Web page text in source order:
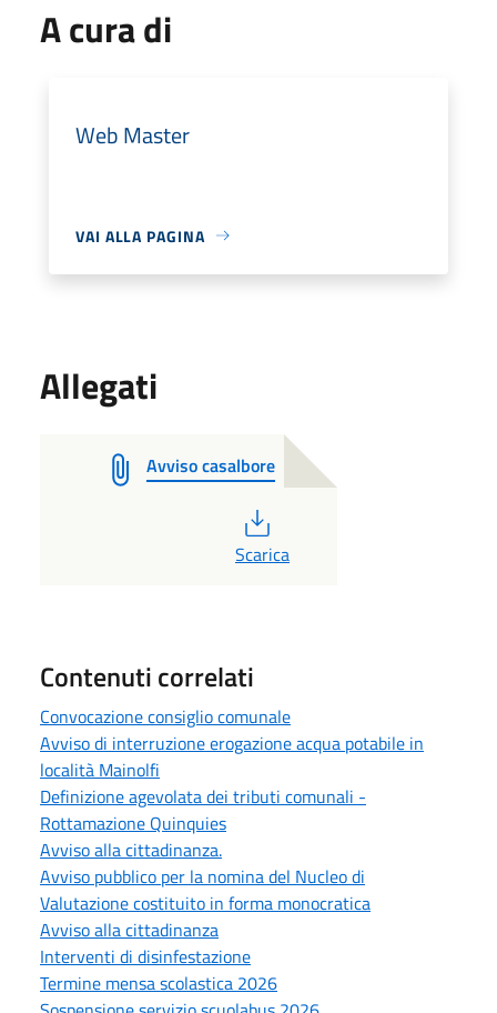
A cura di
Web Master
VAI ALLA PAGINA
Allegati
Avviso casalbore
Scarica
Contenuti correlati
Convocazione consiglio comunale
Avviso di interruzione erogazione acqua potabile in
località Mainolfi
Definizione agevolata dei tributi comunali -
Rottamazione Quinquies
Avviso alla cittadinanza.
Avviso pubblico per la nomina del Nucleo di
Valutazione costituito in forma monocratica
Avviso alla cittadinanza
Interventi di disinfestazione
Termine mensa scolastica 2026